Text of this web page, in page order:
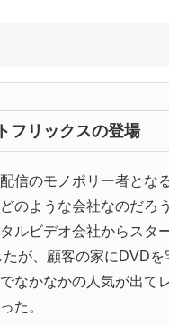
フリックスの登場
信のモノポリー者とな
のような会社なのだろ
ルビデオ会社からスタ
が、顧客の家にDVDを
なかなかの人気が出て
た。